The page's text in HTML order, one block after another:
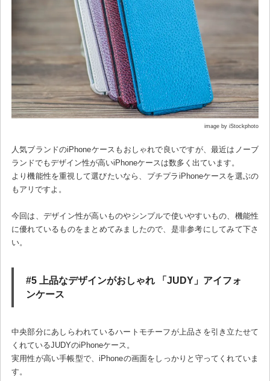
image by iStockphoto
人気ブランドのiPhoneケースもおしゃれで良いですが、最近はノーブ
ランドでもデザイン性が高いiPhoneケースは数多く出ています。
より機能性を重視して選びたいなら、プチプラiPhoneケースを選ぶの
もアリですよ。
今回は、デザイン性が高いものやシンプルで使いやすいもの、機能性
に優れているものをまとめてみましたので、是非参考にしてみて下さ
い。
#5 上品なデザインがおしゃれ 「JUDY」アイフォ
ンケース
中央部分にあしらわれているハートモチーフが上品さを引き立たせて
くれているJUDYのiPhoneケース。
実用性が高い手帳型で、iPhoneの画面をしっかりと守ってくれていま
す。